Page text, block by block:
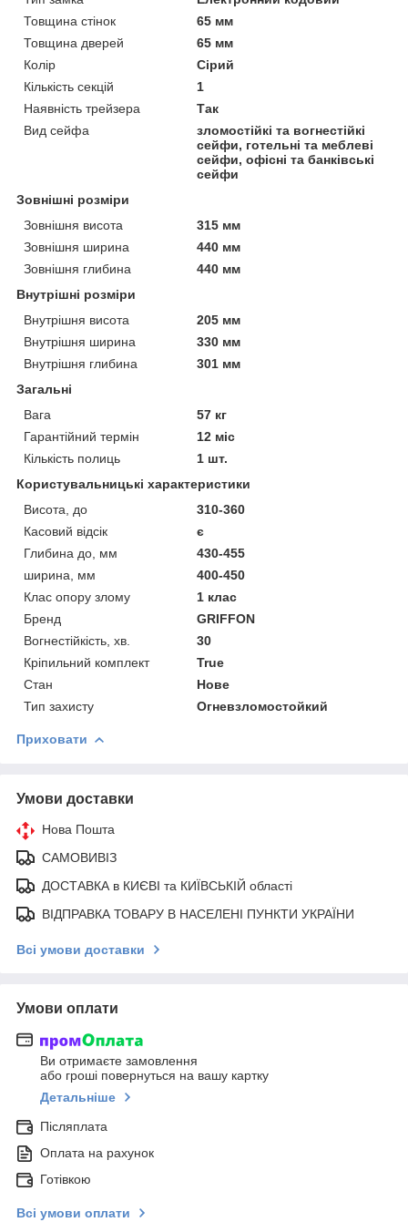
Товщина стінок
65 мм
Товщина дверей
65 мм
Колір
Сірий
Кількість секцій
1
Наявність трейзера
Так
Вид сейфа
зломостійкі та вогнестійкі
сейфи, готельні та меблеві
сейфи, офісні та банківські
сейфи
Зовнішні розміри
Зовнішня висота
315 мм
Зовнішня ширина
440 мм
Зовнішня глибина
440 мм
Внутрішні розміри
Внутрішня висота
205 мм
Внутрішня ширина
330 мм
Внутрішня глибина
301 мм
Загальні
Вага
57 кг
Гарантійний термін
12 міс
Кількість полиць
1 шт.
Користувальницькі характеристики
Висота, до
310-360
Касовий відсік
є
Глибина до, мм
430-455
ширина, мм
400-450
Клас опору злому
1 клас
Бренд
GRIFFON
Вогнестійкість, хв.
30
Кріпильний комплект
True
Стан
Нове
Тип захисту
Огневзломостойкий
Приховати
Умови доставки
Нова Пошта
САМОВИВІЗ
ДОСТАВКА в КИЄВІ та КИЇВСЬКІЙ області
ВІДПРАВКА ТОВАРУ В НАСЕЛЕНІ ПУНКТИ УКРАЇНИ
Всі умови доставки
Умови оплати
Ви отримаєте замовлення
або гроші повернуться на вашу картку
Детальніше
Післяплата
Оплата на рахунок
Готівкою
Всі умови оплати